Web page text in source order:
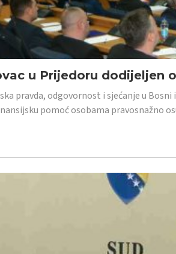
u Prijedoru dodijeljen
pravda, odgovornost i sjećanje u
pomoć osobama pravosnažno